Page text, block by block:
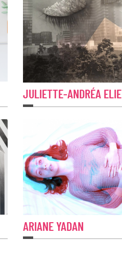
JULIETTE-ANDRÉA ELIE
ARIANE YADAN